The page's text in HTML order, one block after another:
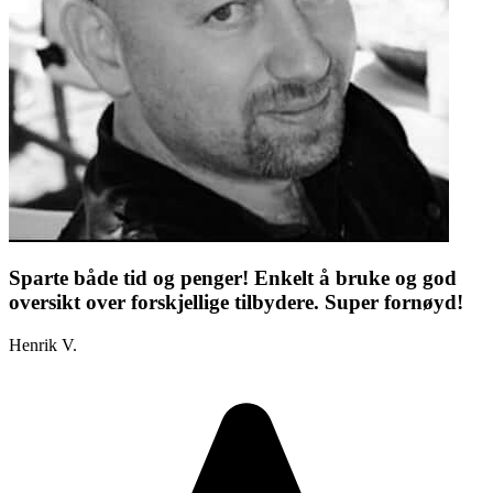
Sparte både tid og penger! Enkelt å bruke og god
oversikt over forskjellige tilbydere. Super fornøyd!
Henrik V.